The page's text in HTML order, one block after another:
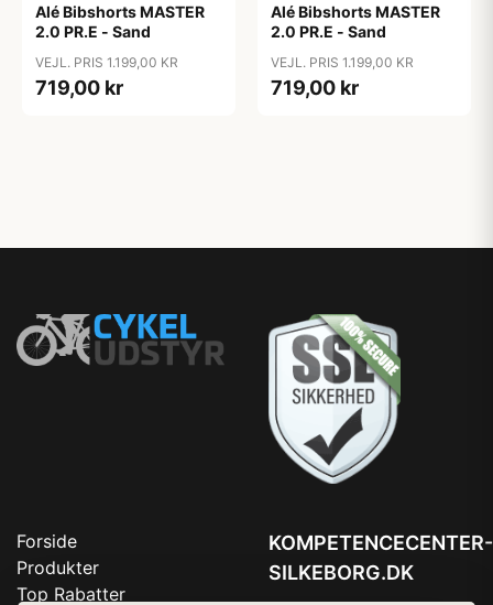
Alé Bibshorts MASTER
2.0 PR.E - Sand
VEJL. PRIS 1.199,00 KR
719,00 kr
Alé Bibshorts MASTER
2.0 PR.E - Sand
VEJL. PRIS 1.199,00 KR
719,00 kr
Forside
Produkter
Top Rabatter
KOMPETENCECENTER-
SILKEBORG.DK